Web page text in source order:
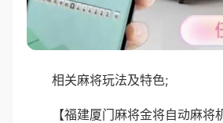
相关麻将玩法及特色;
【福建厦门麻将金将自动麻将